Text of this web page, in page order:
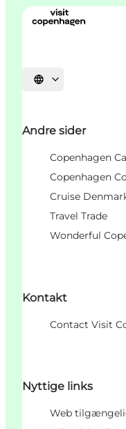
Select language
Andre sider
Copenhagen
Copenhagen
Cruise
Travel Trade
Wonderful
Kontakt
Contact Visit
Nyttige links
Web